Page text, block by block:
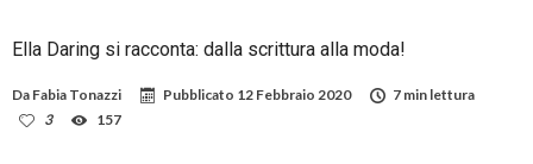
Ella Daring si racconta: dalla scrittura alla moda!
Da Fabia Tonazzi Pubblicato 12 Febbraio 2020
7 min lettura
3
157